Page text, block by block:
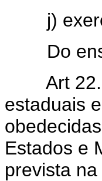
j)
Do
Art
estaduais
Estados e
prevista